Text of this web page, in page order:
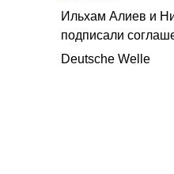
Ильхам Алиев и
подписали
Deutsche Welle